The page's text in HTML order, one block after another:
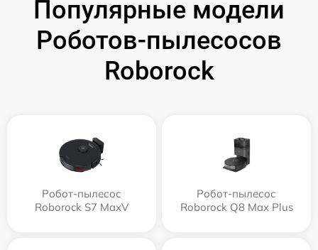
Популярные модели
Роботов-пылесосов
Roborock
Робот-пылесос
Roborock S7 MaxV
Робот-пылесос
Roborock Q8 Max Plus